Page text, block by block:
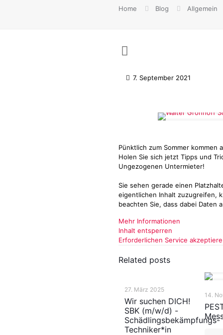
Home Blog Allgemein
7. September 2021
Pünktlich zum Sommer kommen
Holen Sie sich jetzt Tipps und
Ungezogenen Untermieter!
Sie sehen gerade einen
eigentlichen Inhalt zuzugreifen,
beachten Sie, dass dabei
Mehr Informationen
Inhalt entsperren
Erforderlichen Service
Related posts
27. März 2025
Wir suchen DICH!
SBK (m/w/d) -
Schädlingsbekämpfungs-
Techniker*in
14.